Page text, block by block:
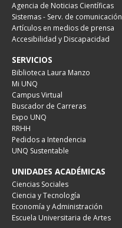
Agencia de Noticias Científicas
Sistemas - Serv. de comunicación
Artículos en medios de prensa
Accesibilidad y Discapacidad
SERVICIOS
Biblioteca Laura Manzo
Mi UNQ
Campus Virtual
Buscador de Carreras
Expo UNQ
RRHH
Pedidos a Intendencia
UNQ Sustentable
UNIDADES ACADÉMICAS
Ciencias Sociales
Ciencia y Tecnología
Economía y Administración
Escuela Universitaria de Artes